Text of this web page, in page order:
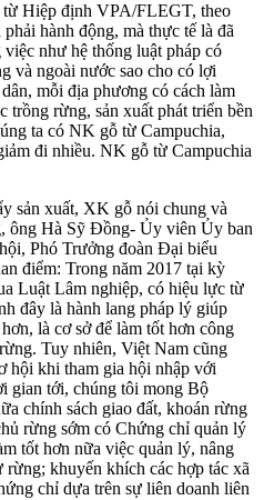
từ Hiệp định VPA/FLEGT, theo
hành động, mà thực tế là đã
như hệ thống luật pháp có
và ngoài nước sao cho có lợi
mỗi địa phương có cách làm
trồng rừng, sản xuất phát triển bền
ta có NK gỗ từ Campuchia,
đi nhiều. NK gỗ từ Campuchia
sản xuất, XK gỗ nói chung và
ông Hà Sỹ Đồng- Ủy viên Ủy ban
Phó Trưởng đoàn Đại biểu
điểm: Trong năm 2017 tại kỳ
Luật Lâm nghiệp, có hiệu lực từ
đây là hành lang pháp lý giúp
là cơ sở để làm tốt hơn công
Tuy nhiên, Việt Nam cũng
hội khi tham gia hội nhập với
gian tới, chúng tôi mong Bộ
chính sách giao đất, khoán rừng
rừng sớm có Chứng chỉ quản lý
tốt hơn nữa việc quản lý, nâng
rừng; khuyến khích các hợp tác xã
chỉ dựa trên sự liên doanh liên